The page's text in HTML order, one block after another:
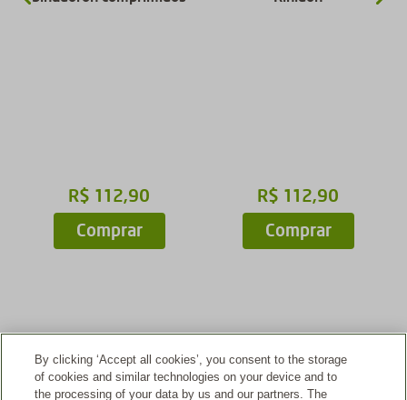
R$ 112,90
Comprar
R$ 112,90
Comprar
Vistos recentemente
By clicking ‘Accept all cookies’, you consent to the storage
of cookies and similar technologies on your device and to
the processing of your data by us and our partners. The